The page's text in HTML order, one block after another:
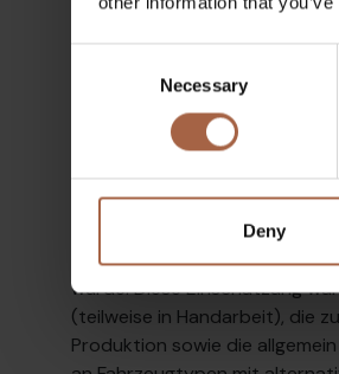
Necessary
Deny
Herausforderung Fahrzeuge
Ein zentrales Problemfeld bei
der Ausschreibung des
deutlich länger sind als bei
bis zehn Monaten gerechnet
wurde. Diese Einschätzung
(teilweise in Handarbeit), die
Produktion sowie die